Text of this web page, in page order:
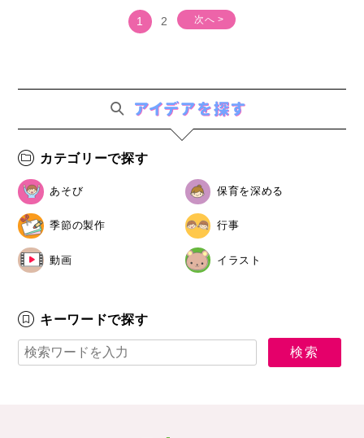
1 2 次へ >
カテゴリーで探す
あそび 保育を深める
季節の製作 行事
動画 イラスト
キーワードで探す